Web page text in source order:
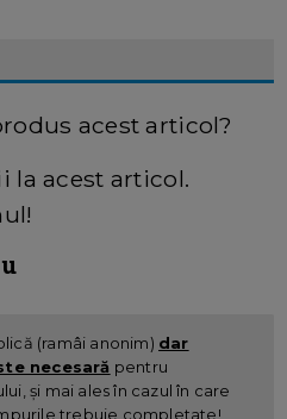
acest articol?
la acest articol.
(ramâi anonim) dar
necesară pentru
și mai ales în cazul în care
trebuie completate!